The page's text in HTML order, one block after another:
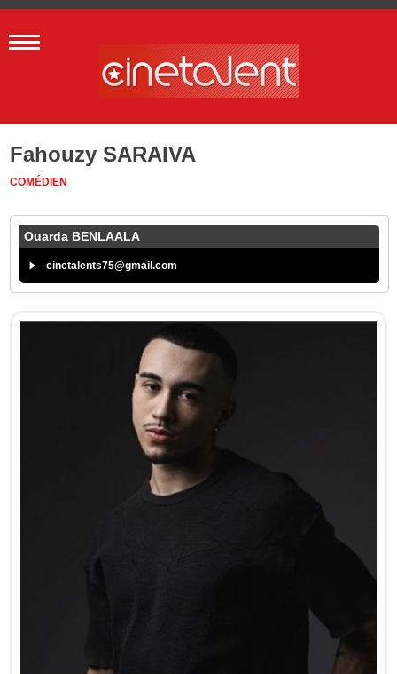
Fahouzy SARAIVA
COMÉDIEN
Ouarda BENLAALA
cinetalents75@gmail.com